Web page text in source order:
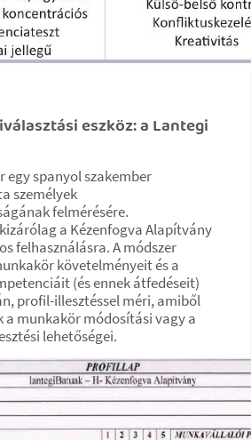
eszköz:a Lantegi
egy spanyol szakember
személyek
felmérésére.
a Kézenfogva Alapítvány
felhasználásra. A módszer
követelményeit és a
(és ennek átfedéseit)
profil-illesztéssel méri, amiből
munkakör módosítási vagy a
lehetőségei.